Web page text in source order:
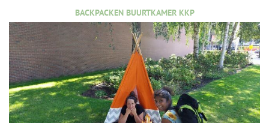
BACKPACKEN BUURTKAMER KKP